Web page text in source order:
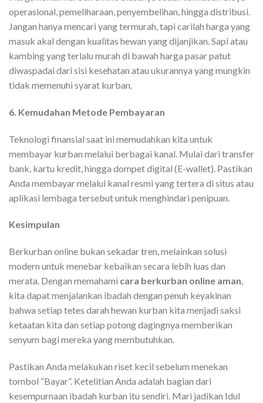
operasional, pemeliharaan, penyembelihan, hingga distribusi.
Jangan hanya mencari yang termurah, tapi carilah harga yang
masuk akal dengan kualitas hewan yang dijanjikan. Sapi atau
kambing yang terlalu murah di bawah harga pasar patut
diwaspadai dari sisi kesehatan atau ukurannya yang mungkin
tidak memenuhi syarat kurban.
6. Kemudahan Metode Pembayaran
Teknologi finansial saat ini memudahkan kita untuk
membayar kurban melalui berbagai kanal. Mulai dari transfer
bank, kartu kredit, hingga dompet digital (E-wallet). Pastikan
Anda membayar melalui kanal resmi yang tertera di situs atau
aplikasi lembaga tersebut untuk menghindari penipuan.
Kesimpulan
Berkurban online bukan sekadar tren, melainkan solusi
modern untuk menebar kebaikan secara lebih luas dan
merata. Dengan memahami cara berkurban online aman,
kita dapat menjalankan ibadah dengan penuh keyakinan
bahwa setiap tetes darah hewan kurban kita menjadi saksi
ketaatan kita dan setiap potong dagingnya memberikan
senyum bagi mereka yang membutuhkan.
Pastikan Anda melakukan riset kecil sebelum menekan
tombol “Bayar”. Ketelitian Anda adalah bagian dari
kesempurnaan ibadah kurban itu sendiri. Mari jadikan Idul